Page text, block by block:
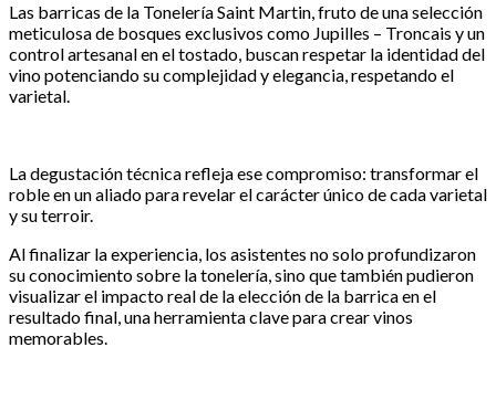
Las barricas de la Tonelería Saint Martin, fruto de una selección
meticulosa de bosques exclusivos como Jupilles – Troncais y un
control artesanal en el tostado, buscan respetar la identidad del
vino potenciando su complejidad y elegancia, respetando el
varietal.
La degustación técnica refleja ese compromiso: transformar el
roble en un aliado para revelar el carácter único de cada varietal
y su terroir.
Al finalizar la experiencia, los asistentes no solo profundizaron
su conocimiento sobre la tonelería, sino que también pudieron
visualizar el impacto real de la elección de la barrica en el
resultado final, una herramienta clave para crear vinos
memorables.